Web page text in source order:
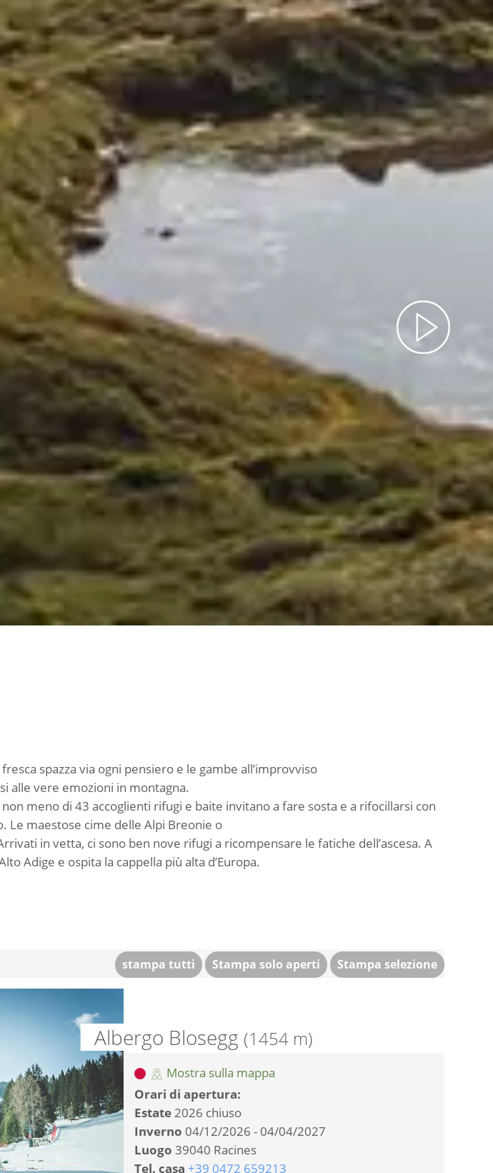
spazza via ogni pensiero e le gambe all’improvviso
alle vere emozioni in montagna.
meno di 43 accoglienti rifugi e baite invitano a fare sosta e a rifocillarsi con
Le maestose cime delle Alpi Breonie o
in vetta, ci sono ben nove rifugi a ricompensare le fatiche dell’ascesa. A
Adige e ospita la cappella più alta d’Europa.
stampa tutti Stampa solo aperti Stampa selezione
Albergo Blosegg (1454 m)
Mostra sulla mappa
Orari di apertura:
Estate2026 chiuso
Inverno 04/12/2026 - 04/04/2027
Luogo 39040 Racines
Tel. casa +39 0472 659213